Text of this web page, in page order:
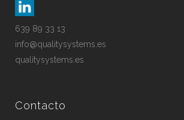
639 89 33 13
info@qualitysystems.es
qualitysystems.es
Contacto